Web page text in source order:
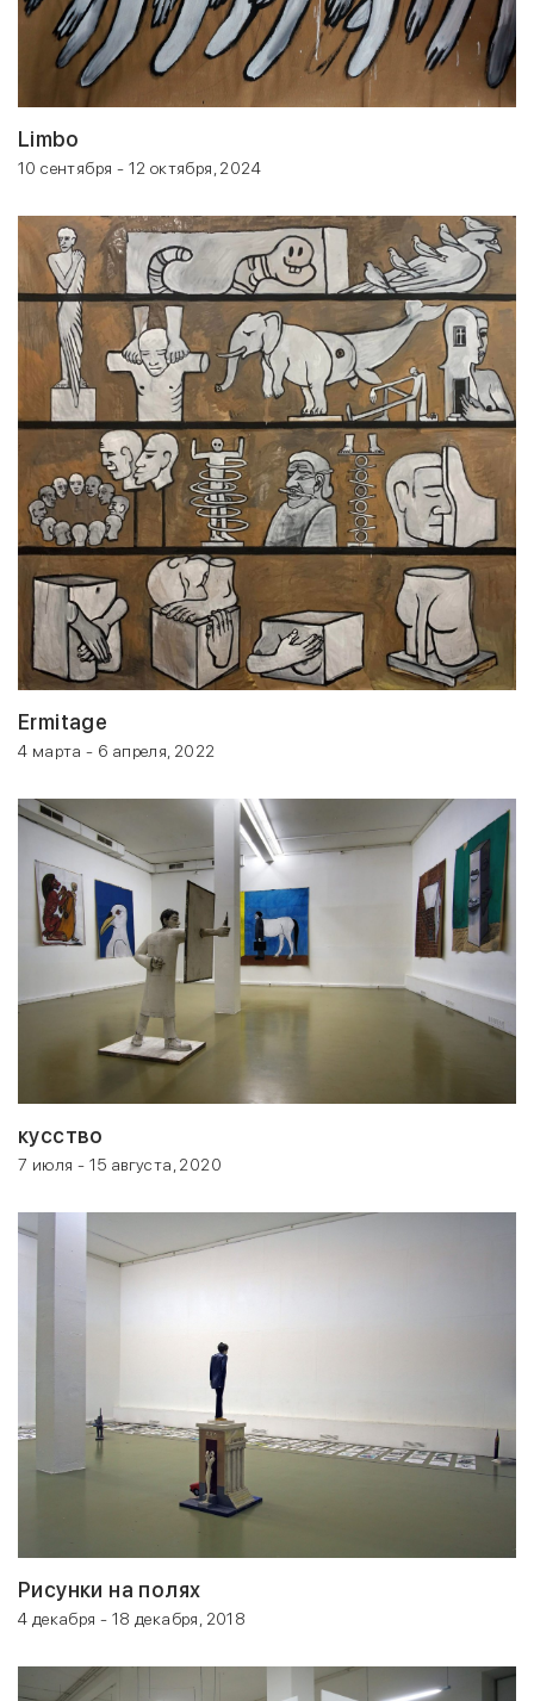
Limbo
10 сентября - 12 октября, 2024
Ermitage
4 марта - 6 апреля, 2022
кусство
7 июля - 15 августа, 2020
Рисунки на полях
4 декабря - 18 декабря, 2018